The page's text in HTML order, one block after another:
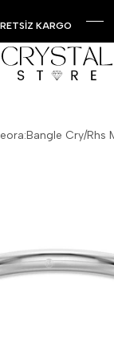
KARGO
Cry/Rhs